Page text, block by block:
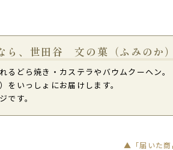
ら、世田谷 文の菓（ふみのか）
るどら焼き・カステラやバウムクーヘン。
をいっしょにお届けします。
です。
▲「届いた商